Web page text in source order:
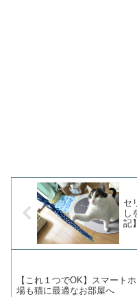
セ
し
記】
【これ１つでOK】スマート
場も猫に最適なお部屋へ